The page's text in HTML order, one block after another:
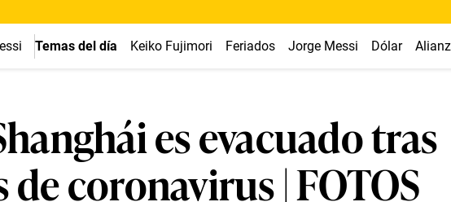
Temas del día Keiko Fujimori Feriados Jorge Messi Dólar
es evacuado tras
coronavirus | FOTOS